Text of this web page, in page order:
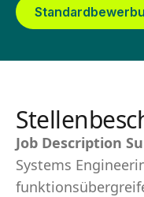
Job Description
Systems